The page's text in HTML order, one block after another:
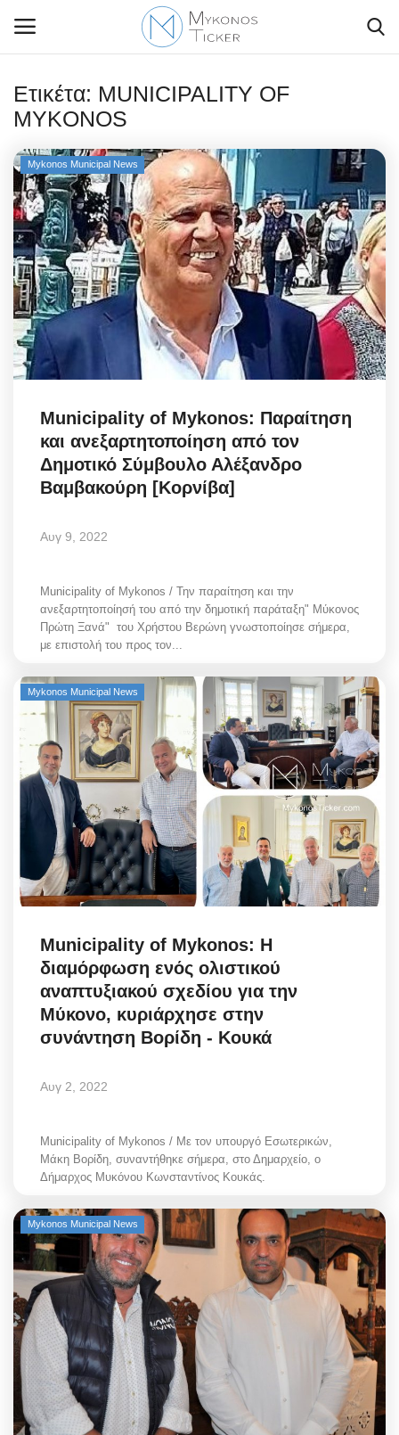
Politique
Business
Travel
World
Style Adorés
Greece
Entertainment
Mykonos Ticker TV
Sport
Sustainability
Health
In Pictures
Science & Tech
Aegean Islands
Cost Of Living Crisis
Opinion + Analysis
All News
Local Elections 2023
Elections 2023
Γλώσσα
Ελληνικά English
Ετικέτα: MUNICIPALITY OF
MYKONOS
Mykonos Municipal News
Municipality of Mykonos: Παραίτηση
και ανεξαρτητοποίηση από τον
Δημοτικό Σύμβουλο Αλέξανδρο
Βαμβακούρη [Κορνίβα]
Αυγ 9, 2022
Municipality of Mykonos / Την παραίτηση και την
ανεξαρτητοποίησή του από την δημοτική παράταξη" Μύκονος
Πρώτη Ξανά" του Χρήστου Βερώνη γνωστοποίησε σήμερα,
με επιστολή του προς τον...
Mykonos Municipal News
Municipality of Mykonos: Η
διαμόρφωση ενός ολιστικού
αναπτυξιακού σχεδίου για την
Μύκονο, κυριάρχησε στην
συνάντηση Βορίδη - Κουκά
Αυγ 2, 2022
Municipality of Mykonos / Με τον υπουργό Εσωτερικών,
Μάκη Βορίδη, συναντήθηκε σήμερα, στο Δημαρχείο, ο
Δήμαρχος Μυκόνου Κωνσταντίνος Κουκάς.
Mykonos Municipal News